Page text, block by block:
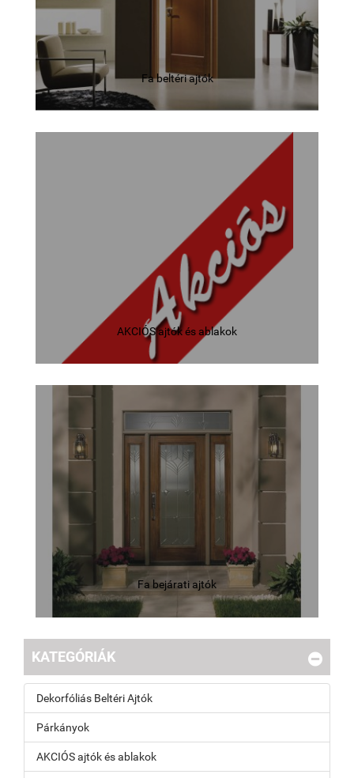
Fa beltéri ajtók
AKCIÓS ajtók és ablakok
Fa bejárati ajtók
KATEGÓRIÁK
Dekorfóliás Beltéri Ajtók
Párkányok
AKCIÓS ajtók és ablakok